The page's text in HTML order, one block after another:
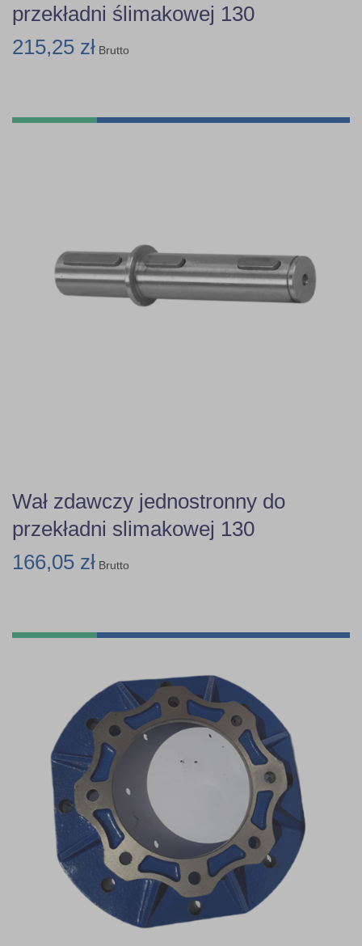
przekładni ślimakowej 130
215,25 zł Brutto
Wał zdawczy jednostronny do
przekładni slimakowej 130
166,05 zł Brutto